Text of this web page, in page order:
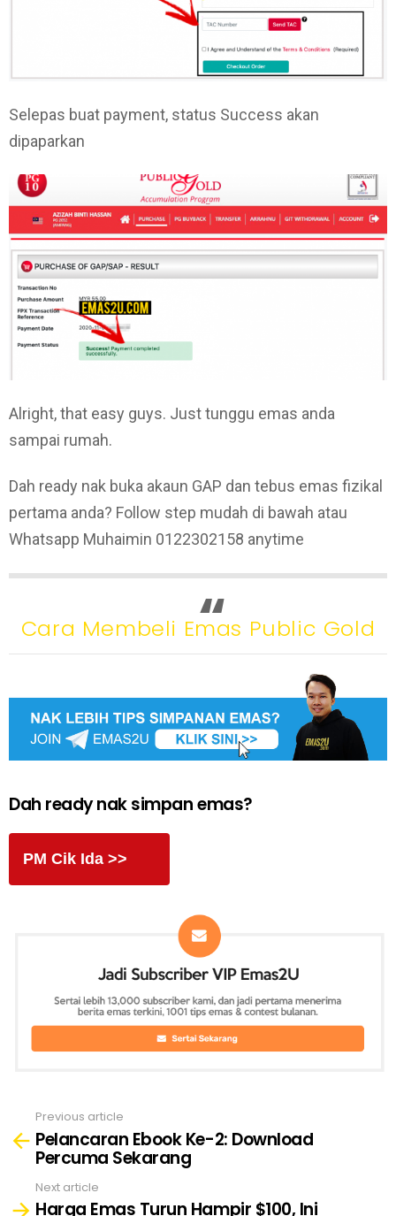
Selepas buat payment, status Success akan
dipaparkan
Alright, that easy guys. Just tunggu emas anda
sampai rumah.
Dah ready nak buka akaun GAP dan tebus emas fizikal
pertama anda? Follow step mudah di bawah atau
Whatsapp Muhaimin 0122302158 anytime
Cara Membeli Emas Public Gold
Dah ready nak simpan emas?
PM Cik Ida >>
more
Previous article
Pelancaran Ebook Ke-2: Download
Percuma Sekarang
Next article
Harga Emas Turun Hampir $100, Ini